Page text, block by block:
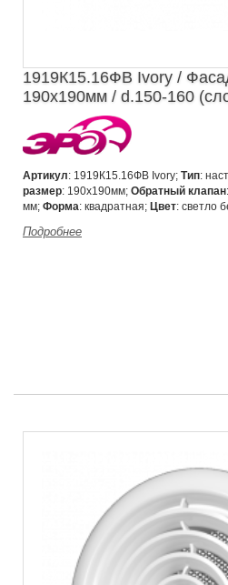
1919К15.16ФВ Ivory /
190х190мм / d.150-160
Артикул: 1919К15.16ФВ Ivory; Тип:
размер: 190х190мм; Обратный клапан
мм; Форма: квадратная; Цвет: светло
Подробнее